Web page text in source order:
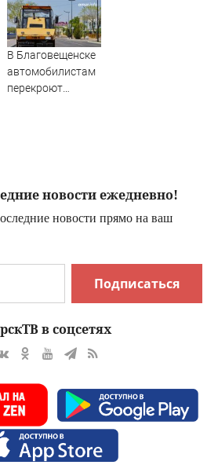
В Благовещенске
автомобилистам
перекроют
новости ежедневно!
новости прямо на ваш
Подписаться
в соцсетях